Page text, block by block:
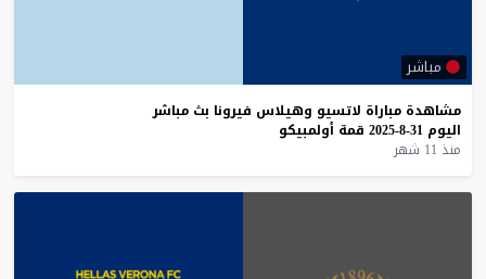
مباشر
مشاهدة مباراة لاتسيو وهيلاس فيرونا بث مباشر
اليوم 31-8-2025 قمة أولمبيكو
منذ 11 شهر